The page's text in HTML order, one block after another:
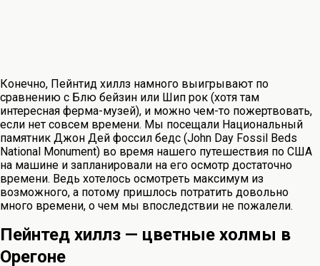
Конечно, Пейнтид хиллз намного выигрывают по
сравнению с Блю бейзин или Шип рок (хотя там
интересная ферма-музей), и можно чем-то пожертвовать,
если нет совсем времени. Мы посещали Национальный
памятник Джон Дей фоссил бедс (John Day Fossil Beds
National Monument) во время нашего путешествия по США
на машине и запланировали на его осмотр достаточно
времени. Ведь хотелось осмотреть максимум из
возможного, а потому пришлось потратить довольно
много времени, о чем мы впоследствии не пожалели.
Пейнтед хиллз — цветные холмы в
Орегоне